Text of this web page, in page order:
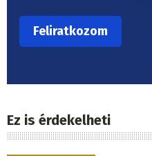
Ez is érdekelheti